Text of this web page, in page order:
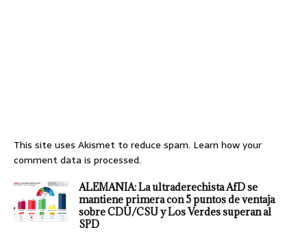
This site uses Akismet to reduce spam. Learn how your
comment data is processed.
ALEMANIA: La ultraderechista AfD se
mantiene primera con 5 puntos de ventaja
sobre CDU/CSU y Los Verdes superan al
SPD